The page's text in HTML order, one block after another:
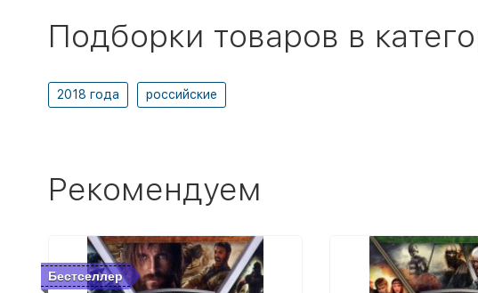
Подборки товаров в
2018 года российские
Рекомендуем
Бестселлер